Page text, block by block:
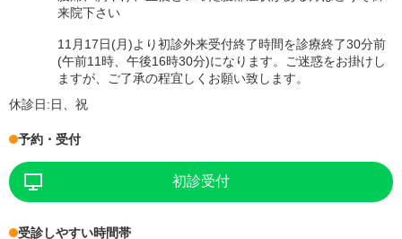
来院下さい
11月17日(月)より初診外来受付終了時間を診療終了30分前
(午前11時、午後16時30分)になります。ご迷惑をお掛けし
ますが、ご了承の程宜しくお願い致します。
休診日:日、祝
予約・受付
初診受付
受診しやすい時間帯